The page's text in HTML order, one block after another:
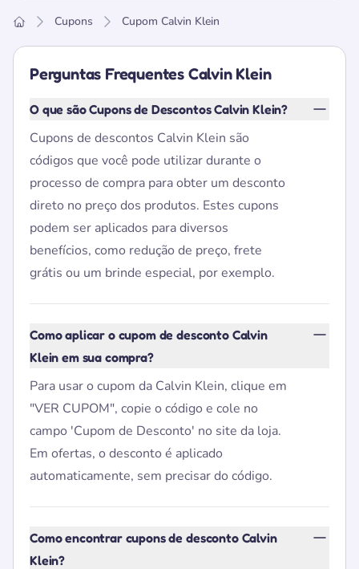
Cupons Cupom Calvin Klein
Perguntas Frequentes Calvin Klein
O que são Cupons de Descontos Calvin Klein?
Cupons de descontos Calvin Klein são
códigos que você pode utilizar durante o
processo de compra para obter um desconto
direto no preço dos produtos. Estes cupons
podem ser aplicados para diversos
benefícios, como redução de preço, frete
grátis ou um brinde especial, por exemplo.
Como aplicar o cupom de desconto Calvin
Klein em sua compra?
Para usar o cupom da Calvin Klein, clique em
"VER CUPOM", copie o código e cole no
campo 'Cupom de Desconto' no site da loja.
Em ofertas, o desconto é aplicado
automaticamente, sem precisar do código.
Como encontrar cupons de desconto Calvin
Klein?